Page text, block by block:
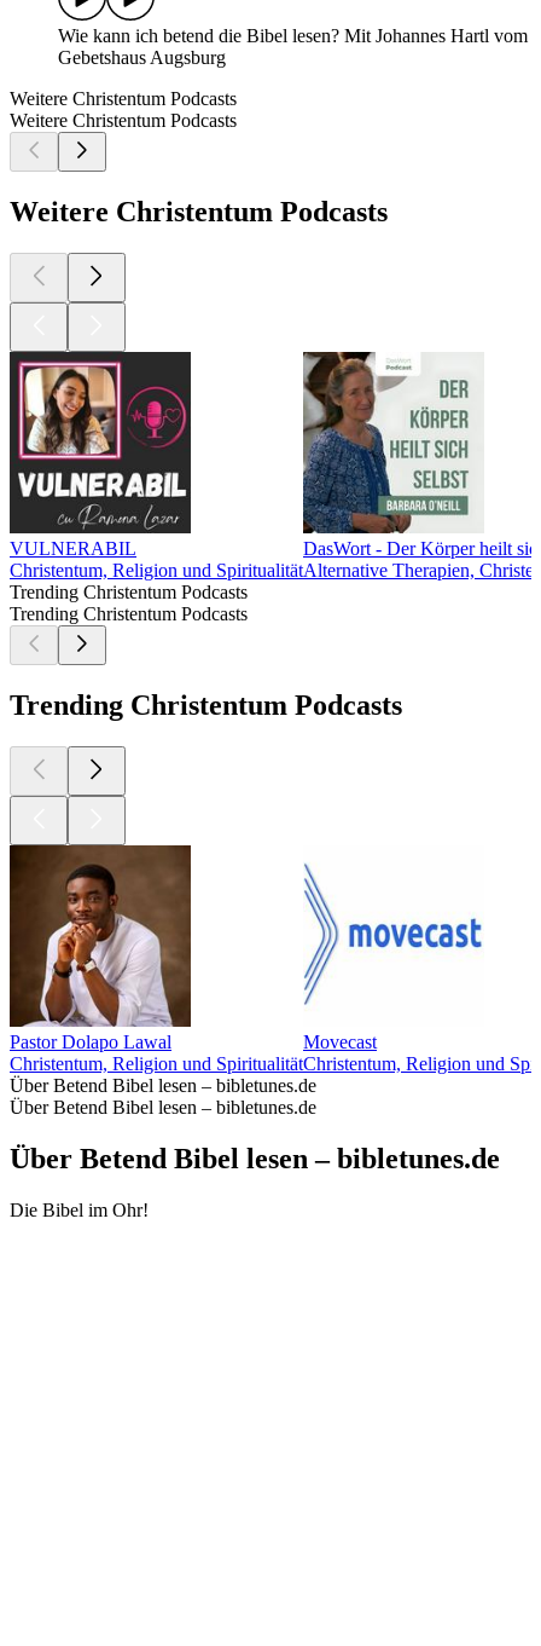
Wie kann ich betend die Bibel lesen? Mit Johannes Hartl vom
Gebetshaus Augsburg
Weitere Christentum Podcasts
Weitere Christentum Podcasts
Weitere Christentum Podcasts
VULNERABIL
Christentum, Religion und Spiritualität
DasWort - Der Körper heilt
Alternative Therapien,
Trending Christentum Podcasts
Trending Christentum Podcasts
Trending Christentum Podcasts
Pastor Dolapo Lawal
Christentum, Religion und Spiritualität
Movecast
Christentum, Religion und
Über Betend Bibel lesen – bibletunes.de
Über Betend Bibel lesen – bibletunes.de
Über Betend Bibel lesen – bibletunes.de
Die Bibel im Ohr!